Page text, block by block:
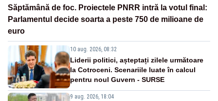
Săptămână de foc. Proiectele PNRR intră la votul final:
Parlamentul decide soarta a peste 750 de milioane de
euro
10 aug. 2026, 08:32
Liderii politici, așteptați zilele următoare
la Cotroceni. Scenariile luate în calcul
pentru noul Guvern - SURSE
9 aug. 2026, 18:04